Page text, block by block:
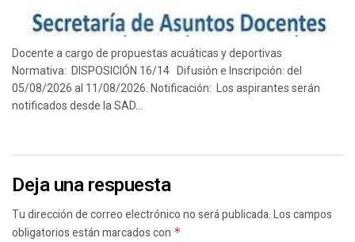
Docente a cargo de propuestas acuáticas y deportivas
Normativa: DISPOSICIÓN 16/14 Difusión e Inscripción: del
05/08/2026 al 11/08/2026. Notificación: Los aspirantes serán
notificados desde la SAD...
Deja una respuesta
Tu dirección de correo electrónico no será publicada.Los campos
obligatorios están marcados con *